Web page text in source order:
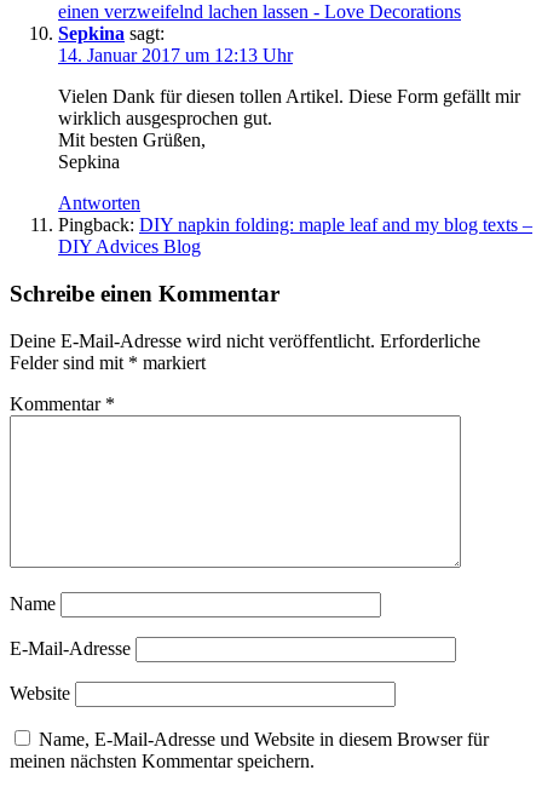
einen verzweifelnd lachen lassen - Love Decorations
Sepkina sagt:
14. Januar 2017 um 12:13 Uhr
Vielen Dank für diesen tollen Artikel. Diese Form gefällt mir
wirklich ausgesprochen gut.
Mit besten Grüßen,
Sepkina
Antworten
Pingback: DIY napkin folding: maple leaf and my blog texts –
DIY Advices Blog
Schreibe einen Kommentar
Deine E-Mail-Adresse wird nicht veröffentlicht. Erforderliche
Felder sind mit * markiert
Kommentar *
Name
E-Mail-Adresse
Website
Name, E-Mail-Adresse und Website in diesem Browser für
meinen nächsten Kommentar speichern.